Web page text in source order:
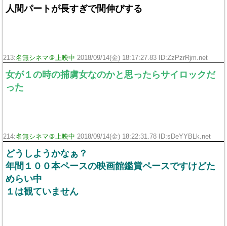
人間パートが長すぎで間伸びする
213:名無シネマ＠上映中 2018/09/14(金) 18:17:27.83 ID:ZzPzrRjm.net
女が１の時の捕虜女なのかと思ったらサイロックだ
った
214:名無シネマ＠上映中 2018/09/14(金) 18:22:31.78 ID:sDeYYBLk.net
どうしようかなぁ？
年間１００本ペースの映画館鑑賞ペースですけどた
めらい中
１は観ていません